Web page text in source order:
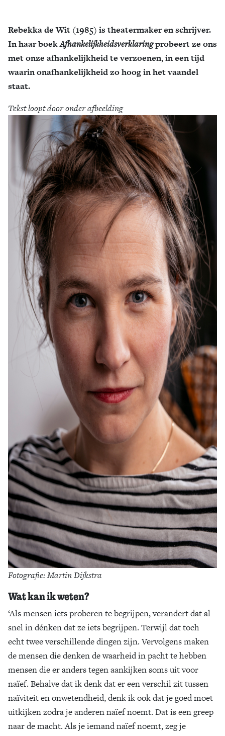
Rebekka de Wit (1985) is theatermaker en schrijver.
In haar boekAfhankelijkheidsverklaringprobeert ze ons
met onze afhankelijkheid te verzoenen, in een tijd
waarin onafhankelijkheid zo hoog in het vaandel
staat.
Tekst loopt door onder afbeelding
Fotografie: Martin Dijkstra
Wat kan ik weten?
‘Als mensen iets proberen te begrijpen, verandert dat al
snel in dénken dat ze iets begrijpen. Terwijl dat toch
echt twee verschillende dingen zijn. Vervolgens maken
de mensen die denken de waarheid in pacht te hebben
mensen die er anders tegen aankijken soms uit voor
naïef. Behalve dat ik denk dat er een verschil zit tussen
naïviteit en onwetendheid, denk ik ook dat je goed moet
uitkijken zodra je anderen naïef noemt. Dat is een greep
naar de macht. Als je iemand naïef noemt, zeg je